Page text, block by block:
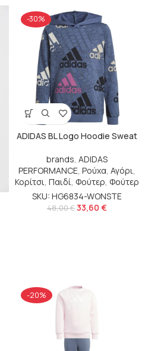
ADIDAS BL Logo Hoodie Sweat
brands ADIDAS
PERFORMANCE, Ρούχα Αγόρι
Κορίτσι Παιδί Φούτερ Φούτερ
SKU: HG6834-WONSTE
48,00€33,60 €
-30%
-20%